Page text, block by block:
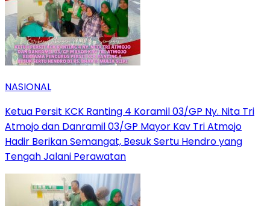
NASIONAL
Ketua Persit KCK Ranting 4 Koramil 03/GP Ny. Nita Tri
Atmojo dan Danramil 03/GP Mayor Kav Tri Atmojo
Hadir Berikan Semangat, Besuk Sertu Hendro yang
Tengah Jalani Perawatan